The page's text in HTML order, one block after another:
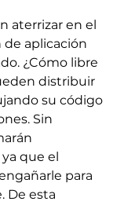
aterrizar en el
de aplicación
¿Cómo libre
distribuir
su código
Sin
que el
para
De esta